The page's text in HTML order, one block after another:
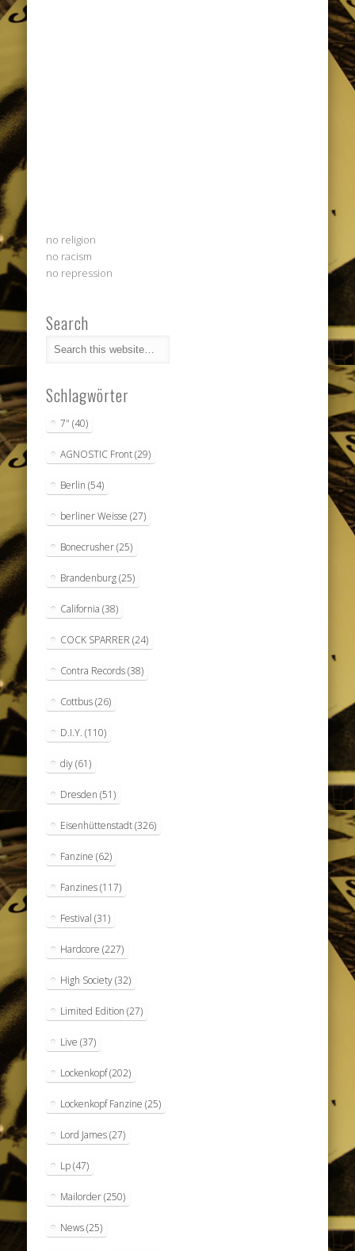
no religion
no racism
no repression
Search
Schlagwörter
7" (40)
AGNOSTIC Front(29)
Berlin (54)
berliner Weisse (27)
Bonecrusher(25)
Brandenburg(25)
California (38)
COCK SPARRER (24)
Contra Records(38)
Cottbus(26)
D.I.Y. (110)
diy(61)
Dresden (51)
Eisenhüttenstadt(326)
Fanzine (62)
Fanzines(117)
Festival (31)
Hardcore (227)
High Society(32)
Limited Edition (27)
Live (37)
Lockenkopf(202)
Lockenkopf Fanzine (25)
Lord James(27)
Lp(47)
Mailorder(250)
News(25)